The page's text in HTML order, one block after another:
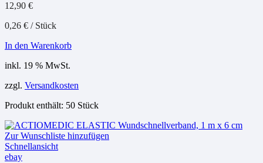
12,90 €
0,26 € / Stück
In den Warenkorb
inkl. 19 % MwSt.
zzgl. Versandkosten
Produkt enthält: 50 Stück
Zur Wunschliste hinzufügen
Schnellansicht
ebay